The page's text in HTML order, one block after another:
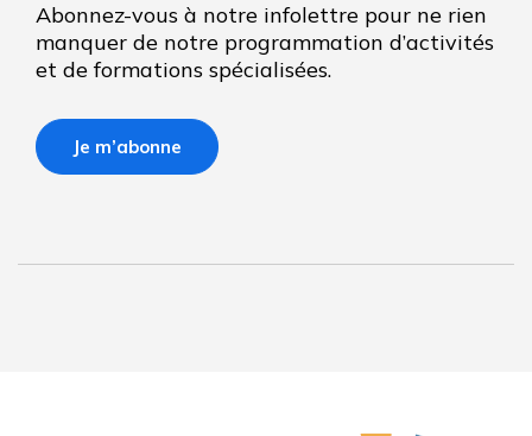
Abonnez-vous à notre infolettre pour ne rien
manquer de notre programmation d’activités
et de formations spécialisées.
Je m’abonne